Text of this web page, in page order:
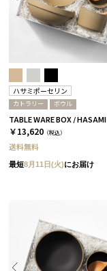
ハサミポーセリン
カトラリー ボウル
￥13,620 （税込）
送料無料
最短8月11日(火)にお届け